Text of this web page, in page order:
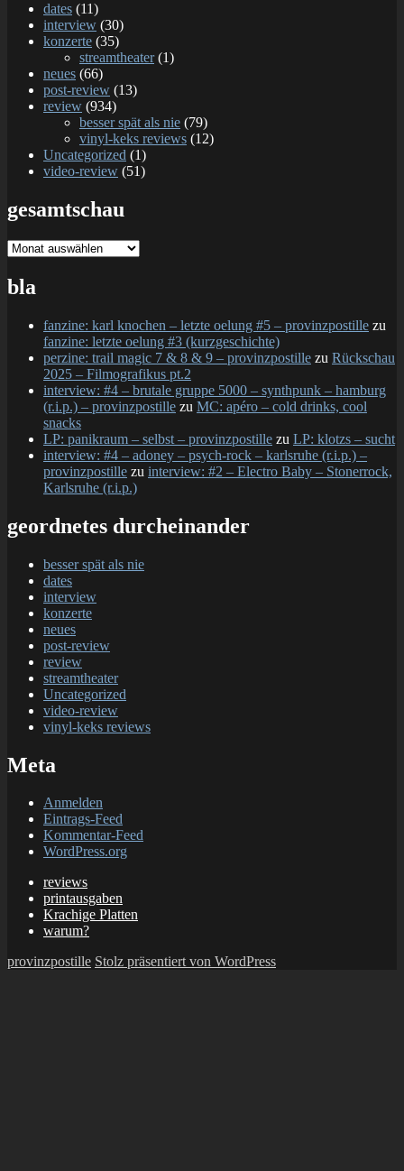
dates (11)
interview (30)
konzerte (35)
streamtheater(1)
neues (66)
post-review (13)
review (934)
besser spät als nie (79)
vinyl-keks reviews (12)
Uncategorized (1)
video-review (51)
gesamtschau
gesamtschau
bla
fanzine: karl knochen – letzte oelung #5 – provinzpostille zu
fanzine: letzte oelung #3 (kurzgeschichte)
perzine: trail magic 7 & 8 & 9 – provinzpostille zu Rückschau
2025 – Filmografikus pt.2
interview: #4 – brutale gruppe 5000 – synthpunk – hamburg
(r.i.p.) – provinzpostille zu MC: apéro – cold drinks, cool
snacks
LP: panikraum – selbst – provinzpostille zu LP: klotzs – sucht
interview: #4 – adoney – psych-rock – karlsruhe (r.i.p.) –
provinzpostille zu interview: #2 – Electro Baby – Stonerrock,
Karlsruhe (r.i.p.)
geordnetes durcheinander
besser spät als nie
dates
interview
konzerte
neues
post-review
review
streamtheater
Uncategorized
video-review
vinyl-keks reviews
Meta
Anmelden
Eintrags-Feed
Kommentar-Feed
WordPress.org
reviews
printausgaben
Krachige Platten
warum?
provinzpostille Stolz präsentiert von WordPress